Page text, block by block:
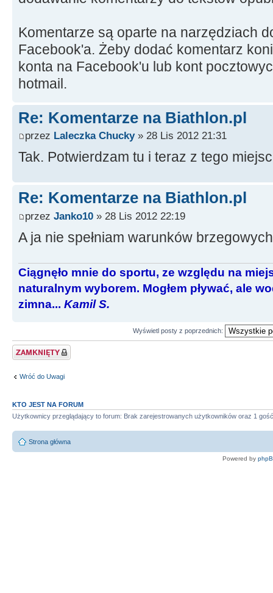
Komentarze są oparte na narzędziach
Facebook'a. Żeby dodać komentarz
konta na Facebook'u lub kont
hotmail.
Re: Komentarze na Biathlon.pl
przez Laleczka Chucky» 28 Lis 2012 21:31
Tak. Potwierdzam tu i teraz z tego
Re: Komentarze na Biathlon.pl
przez Janko10 » 28 Lis 2012 22:19
A ja nie spełniam warunków
Ciągnęło mnie do sportu, ze względu na
naturalnym wyborem. Mogłem pływać, ale
zimna... Kamil S.
Wyświetl posty z poprzednich:
Zablokowany temat
Wróć do Uwagi
KTO JEST NA FORUM
Użytkownicy przeglądający to forum: Brak zarejestrowanych użytkowników oraz 1 gość
Strona główna
Powered by